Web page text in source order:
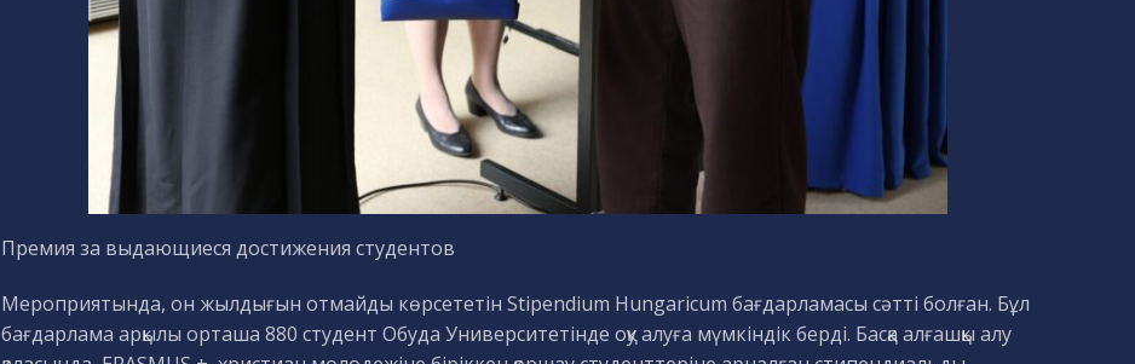
Премия за выдающиеся достижения студентов
Мероприятында, он жылдығын отмайды көрсететін Stipendium Hungaricum бағдарламасы сәтті болған. Бұл
бағдарлама арқылы орташа 880 студент Обуда Университетінде оқу алуға мүмкіндік берді. Басқа алғашқы алу